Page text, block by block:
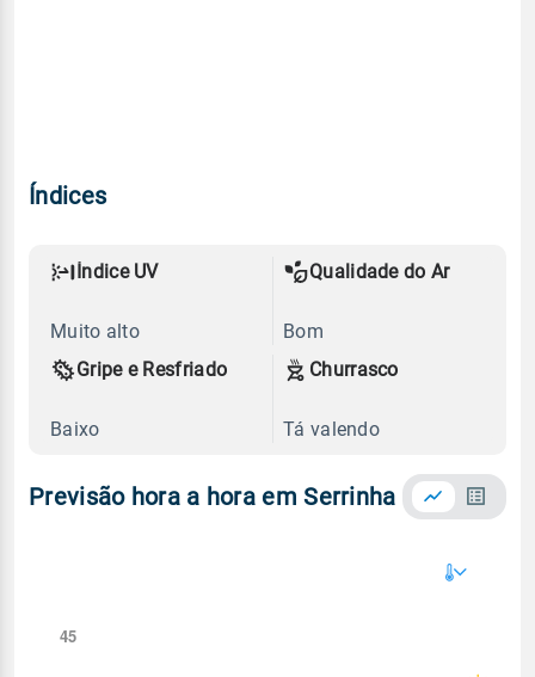
Índices
Índice UV
Muito alto
Qualidade do Ar
Bom
Gripe e Resfriado
Baixo
Churrasco
Tá valendo
Previsão hora a hora em Serrinha